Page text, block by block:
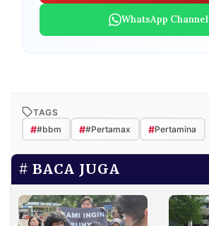
WhatsApp Channel
TAGS
##bbm ##Pertamax #Pertamina
BACA JUGA